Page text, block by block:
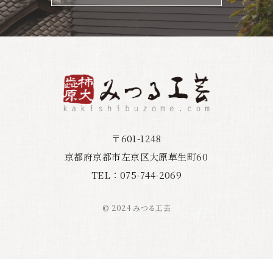
〒601-1248
京都府京都市左京区大原草生町60
TEL： 075-744-2069
© 2024 みつる工芸